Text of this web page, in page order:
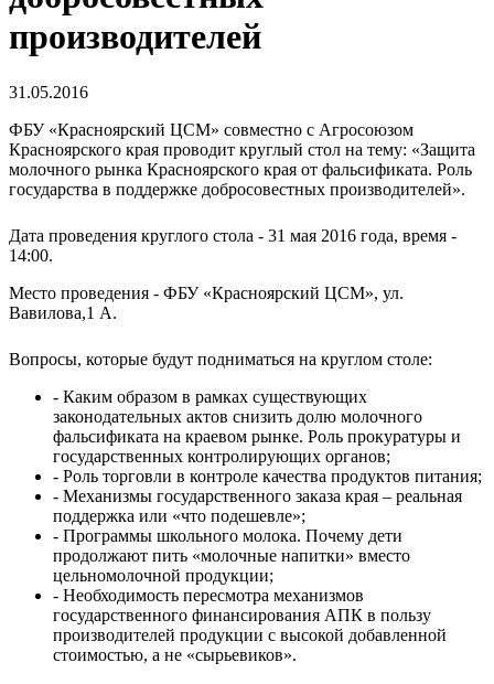
производителей
31.05.2016
ФБУ «Красноярский ЦСМ» совместно с Агросоюзом
Красноярского края проводит круглый стол на тему: «Защита
молочного рынка Красноярского края от фальсификата. Роль
государства в поддержке добросовестных производителей».
Дата проведения круглого стола - 31 мая 2016 года, время -
14:00.
Место проведения - ФБУ «Красноярский ЦСМ», ул.
Вавилова,1 А.
Вопросы, которые будут подниматься на круглом столе:
- Каким образом в рамках существующих
законодательных актов снизить долю молочного
фальсификата на краевом рынке. Роль прокуратуры и
государственных контролирующих органов;
- Роль торговли в контроле качества продуктов питания;
- Механизмы государственного заказа края – реальная
поддержка или «что подешевле»;
- Программы школьного молока. Почему дети
продолжают пить «молочные напитки» вместо
цельномолочной продукции;
- Необходимость пересмотра механизмов
государственного финансирования АПК в пользу
производителей продукции с высокой добавленной
стоимостью, а не «сырьевиков».